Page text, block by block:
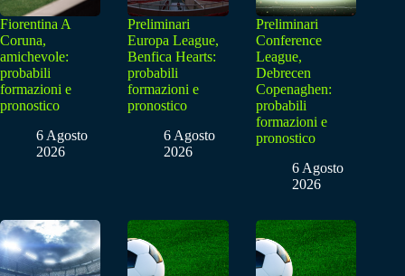
Fiorentina A
Coruna,
amichevole:
probabili
formazioni e
pronostico
6 Agosto
2026
Preliminari
Europa League,
Benfica Hearts:
probabili
formazioni e
pronostico
6 Agosto
2026
Preliminari
Conference
League,
Debrecen
Copenaghen:
probabili
formazioni e
pronostico
6 Agosto
2026